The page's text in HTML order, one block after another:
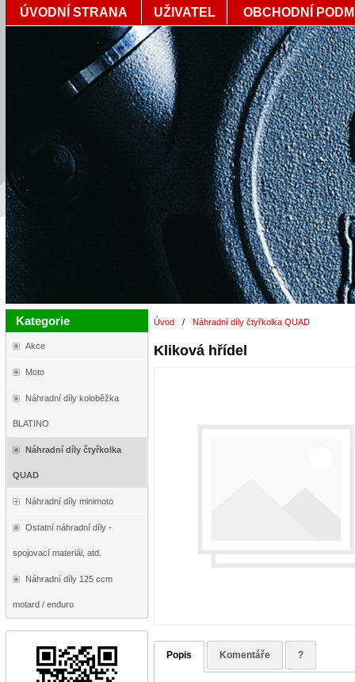
ÚVODNÍ STRANA UŽIVATEL OBCHODNÍ
Kategorie
Akce
Moto
Náhradní díly koloběžka
BLATINO
Náhradní díly čtyřkolka
QUAD
Náhradní díly minimoto
Ostatní náhradní díly -
spojovací materiál, atd.
Náhradní díly 125 ccm
motard / enduro
Úvod / Náhradní díly čtyřkolka QUAD
Kliková hřídel
Popis Komentáře ?